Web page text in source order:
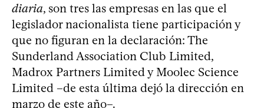
diaria, son tres las empresas en las que el
legislador nacionalista tiene participación y
que no figuran en la declaración: The
Sunderland Association Club Limited,
Madrox Partners Limited y Moolec Science
Limited –de esta última dejó la dirección en
marzo de este año–.